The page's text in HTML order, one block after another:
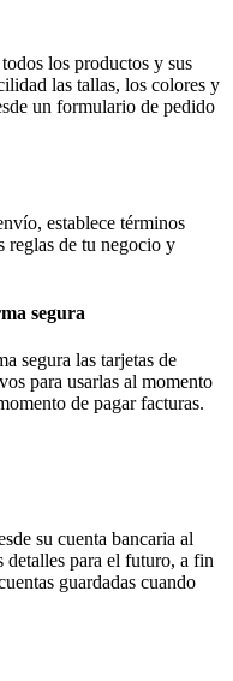
los productos y sus
las tallas, los colores y
un formulario de pedido
establece términos
reglas de tu negocio y
segura
segura las tarjetas de
para usarlas al momento
de pagar facturas.
su cuenta bancaria al
detalles para el futuro, a fin
guardadas cuando